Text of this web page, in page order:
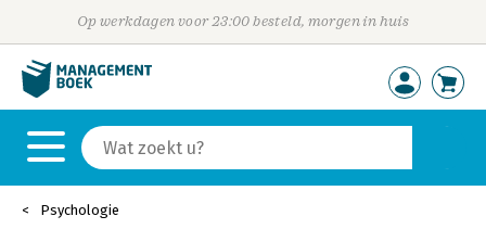
Op werkdagen voor 23:00 besteld, morgen in huis
Psychologie